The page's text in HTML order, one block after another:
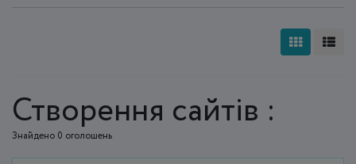
Створення сайтів :
Знайдено 0 оголошень